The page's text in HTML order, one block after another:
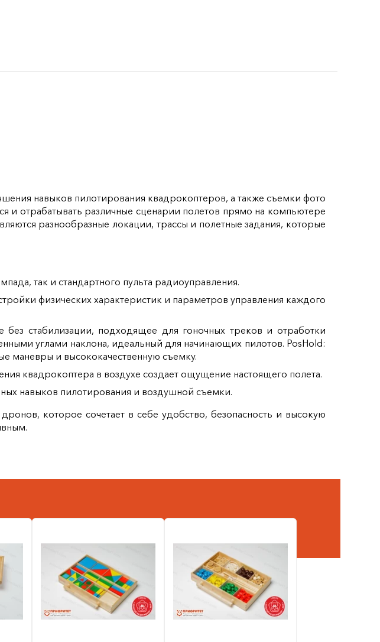
навыков пилотирования квадрокоптеров, а также съемки фото
и отрабатывать различные сценарии полетов прямо на компьютере
разнообразные локации, трассы и полетные задания, которые
так и стандартного пульта радиоуправления.
физических характеристик и параметров управления каждого
стабилизации, подходящее для гоночных треков и отработки
углами наклона, идеальный для начинающих пилотов. PosHold:
маневры и высококачественную съемку.
квадрокоптера в воздухе создает ощущение настоящего полета.
навыков пилотирования и воздушной съемки.
которое сочетает в себе удобство, безопасность и высокую